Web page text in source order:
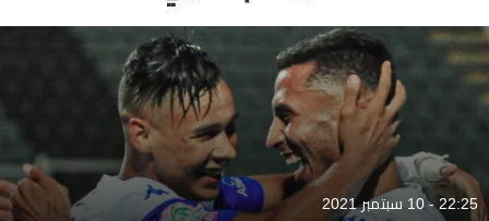
22:25 - 10 سبتمبر 2021